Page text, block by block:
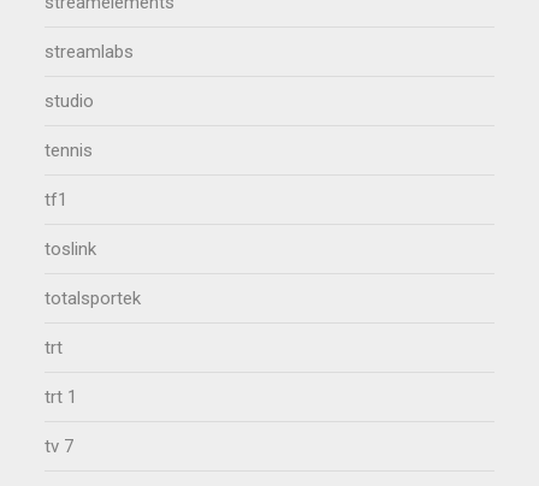
streamlabs
studio
tennis
tf1
toslink
totalsportek
trt
trt 1
tv 7